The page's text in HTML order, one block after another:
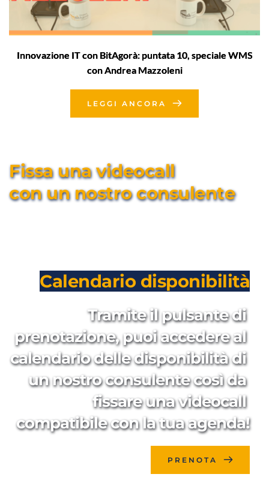
Innovazione IT con BitAgorà: puntata 10, speciale WMS
con Andrea Mazzoleni
LEGGI ANCORA
Fissa una videocall
con un nostro consulente
Calendario disponibilità
Tramite il pulsante di
prenotazione, puoi accedere al
calendario delle disponibilità di
un nostro consulente così da
fissare una videocall
compatibile con la tua agenda!
PRENOTA